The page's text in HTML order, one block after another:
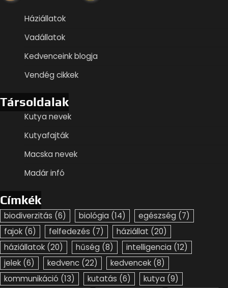
Háziállatok
Vadállatok
Kedvenceink blogja
Vendég cikkek
Társoldalak
Kutya nevek
Kutyafajták
Macska nevek
Madár infó
Címkék
biodiverzitás (6) biológia (14) egészség (7)
fajok (6) felfedezés (7) háziállat (20)
háziállatok (20) hűség (8) intelligencia (12)
jelek (6) kedvenc (22) kedvencek (8)
kommunikáció (13) kutatás (6) kutya (9)